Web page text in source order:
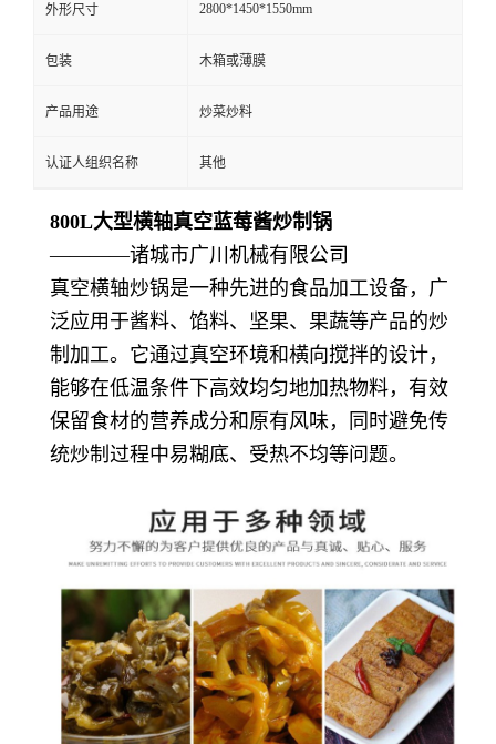
外形尺寸 2800*1450*1550mm
包装 木箱或薄膜
产品用途 炒菜炒料
认证人组织名称 其他
800L大型横轴真空蓝莓酱炒制锅
————诸城市广川机械有限公司
真空横轴炒锅是一种先进的食品加工设备，广
泛应用于酱料、馅料、坚果、果蔬等产品的炒
制加工。它通过真空环境和横向搅拌的设计，
能够在低温条件下高效均匀地加热物料，有效
保留食材的营养成分和原有风味，同时避免传
统炒制过程中易糊底、受热不均等问题。